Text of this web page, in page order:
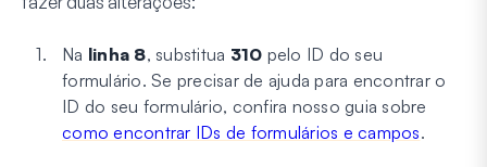
Na linha 8, substitua 310 pelo ID do seu
formulário. Se precisar de ajuda para encontrar o
ID do seu formulário, confira nosso guia sobre
como encontrar IDs de formulários e campos.